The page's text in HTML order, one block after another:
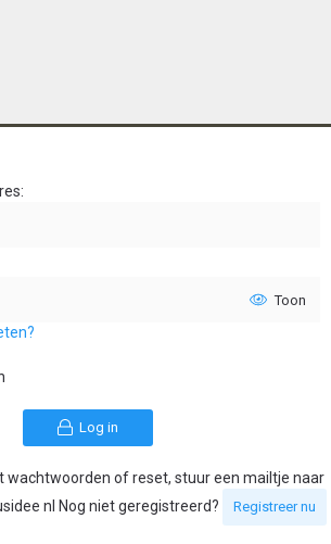
Toon
Log in
wachtwoorden of reset, stuur een mailtje naar
nl Nog niet geregistreerd?
Registreer nu